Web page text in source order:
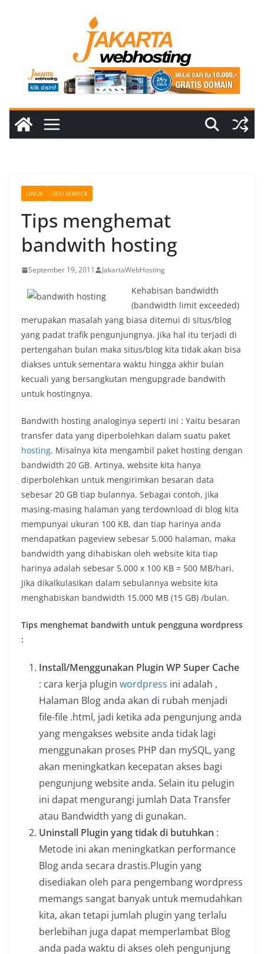
LINUX SEO SERVICE
Tips menghemat
bandwith hosting
September 19, 2011 JakartaWebHosting
Kehabisan bandwidth
(bandwidth limit exceeded)
merupakan masalah yang biasa ditemui di situs/blog
yang padat trafik pengunjungnya. Jika hal itu terjadi di
pertengahan bulan maka situs/blog kita tidak akan bisa
diakses untuk sementara waktu hingga akhir bulan
kecuali yang bersangkutan mengupgrade bandwith
untuk hostingnya.
Bandwith hosting analoginya seperti ini : Yaitu besaran
transfer data yang diperbolehkan dalam suatu paket
hosting. Misalnya kita mengambil paket hosting dengan
bandwidth 20 GB. Artinya, website kita hanya
diperbolehkan untuk mengirimkan besaran data
sebesar 20 GB tiap bulannya. Sebagai contoh, jika
masing-masing halaman yang terdownload di blog kita
mempunyai ukuran 100 KB, dan tiap harinya anda
mendapatkan pageview sebesar 5.000 halaman, maka
bandwidth yang dihabiskan oleh website kita tiap
harinya adalah sebesar 5.000 x 100 KB = 500 MB/hari.
Jika dikalkulasikan dalam sebulannya website kita
menghabiskan bandwidth 15.000 MB (15 GB) /bulan.
Tips menghemat bandwith untuk pengguna wordpress
:
Install/Menggunakan Plugin WP Super Cache
: cara kerja plugin wordpress ini adalah ,
Halaman Blog anda akan di rubah menjadi
file-file .html, jadi ketika ada pengunjung anda
yang mengakses website anda tidak lagi
menggunakan proses PHP dan mySQL, yang
akan meningkatkan kecepatan akses bagi
pengunjung website anda. Selain itu pelugin
ini dapat mengurangi jumlah Data Transfer
atau Bandwidth yang di gunakan.
Uninstall Plugin yang tidak di butuhkan :
Metode ini akan meningkatkan performance
Blog anda secara drastis.Plugin yang
disediakan oleh para pengembang wordpress
memangs sangat banyak untuk memudahkan
kita, akan tetapi jumlah plugin yang terlalu
berlebihan juga dapat memperlambat Blog
anda pada waktu di akses oleh pengunjung